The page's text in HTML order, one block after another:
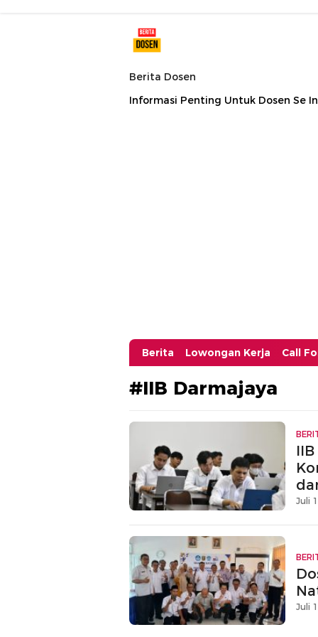
Berita Dosen
Informasi Penting Untuk Dosen Se
Berita Lowongan Kerja Call
#IIB Darmajaya
Juli
Juli